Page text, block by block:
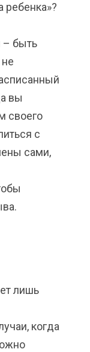
ребенка»?
– быть
вы
своего
с
сами,
лишь
когда